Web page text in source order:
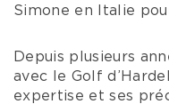
Simone en Italie
Depuis plusieurs
avec le Golf
expertise et ses